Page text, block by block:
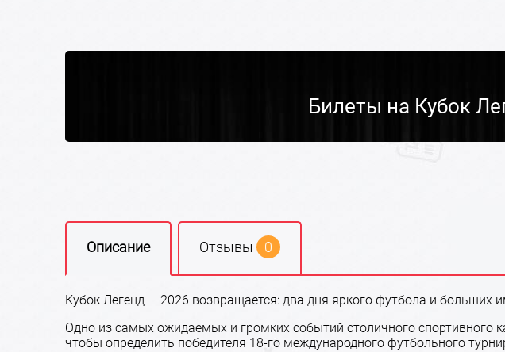
Билеты на Кубок
Описание Отзывы 0
Кубок Легенд — 2026 возвращается: два дня яркого футбола и больших
Одно из самых ожидаемых и громких событий столичного спортивного
чтобы определить победителя 18-го международного футбольного